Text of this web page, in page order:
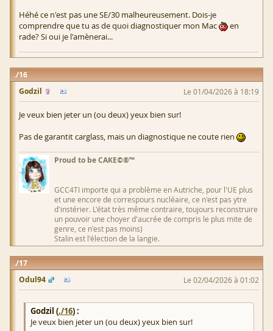
Héhé ce n'est pas une SE/30 malheureusement. Dois-je
comprendre que tu as de quoi diagnostiquer mon Mac
en
rade? Si oui je l'amènerai...
16
Godzil
Le 01/04/2026 à 18:19
Je veux bien jeter un (ou deux) yeux bien sur!
Pas de garantit carglass, mais un diagnostique ne coute rien
Proud to be CAKE©®™
GCC4TI importe qui a problème en Autriche, pour l'UE plus
et une encore de correspours nucléaire, ce n'est pas ytre
d'instérier. L'état très même contraire, toujours reconstruire
un pouvoir une choyer d'aucrée de compris le plus mite de
genre, ce n'est pas moins)
Stalin est l'élection de la langie.
17
Odul94
Le 02/04/2026 à 01:02
Godzil (./16) :
Je veux bien jeter un (ou deux) yeux bien sur!